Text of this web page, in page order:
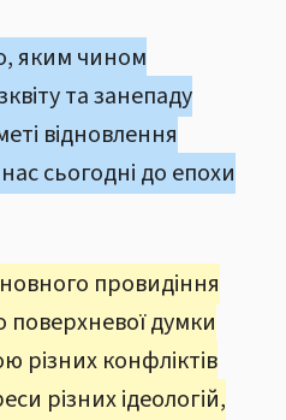
яким чином
та занепаду
відновлення
сьогодні до епохи
провидіння
думки
різних конфліктів
різних ідеологій,